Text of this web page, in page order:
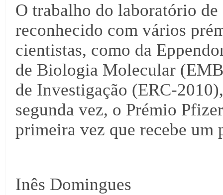
O trabalho do laboratório
reconhecido com vários
cientistas, como da
de Biologia Molecular
de Investigação (ERC-
segunda vez, o Prémio
primeira vez que recebe
Inês Domingues